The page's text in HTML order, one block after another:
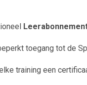
toegang tot de
training een